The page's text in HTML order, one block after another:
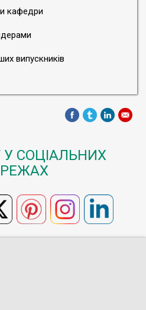
кафедри
випускників
У СОЦІАЛЬНИХ